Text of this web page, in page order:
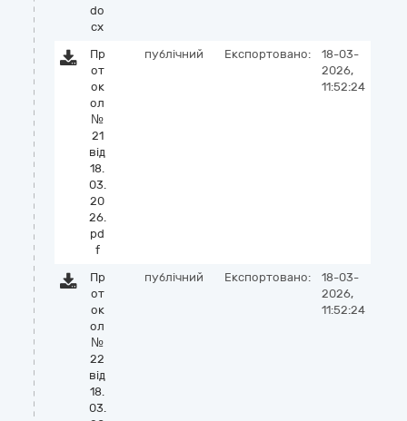
do
cx
Пр
от
ок
ол
№
21
від
18.
03.
20
26.
pd
f
публічний Експортовано:
18-03-
2026,
11:52:24
Пр
от
ок
ол
№
22
від
18.
03.
публічний Експортовано:
18-03-
2026,
11:52:24